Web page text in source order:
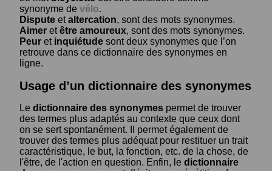
synonyme de vélo.
Dispute etaltercation, sont des mots synonymes.
Aimer etêtre amoureux, sont des mots synonymes.
Peur et inquiétude sont deux synonymes que l’on
retrouve dans ce dictionnaire des synonymes en
ligne.
Usage d’un dictionnaire des synonymes
Le dictionnaire des synonymes permet de trouver
des termes plus adaptés au contexte que ceux dont
on se sert spontanément. Il permet également de
trouver des termes plus adéquat pour restituer un trait
caractéristique, le but, la fonction, etc. de la chose, de
l'être, de l'action en question. Enfin, le dictionnaire